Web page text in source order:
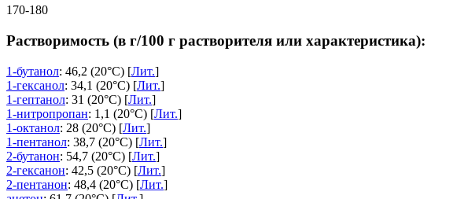
170-180
Растворимость (в г/100 г растворителя или характеристика):
1-бутанол: 46,2 (20°C) [Лит.]
1-гексанол: 34,1 (20°C) [Лит.]
1-гептанол: 31 (20°C) [Лит.]
1-нитропропан: 1,1 (20°C) [Лит.]
1-октанол: 28 (20°C) [Лит.]
1-пентанол: 38,7 (20°C) [Лит.]
2-бутанон: 54,7 (20°C) [Лит.]
2-гексанон: 42,5 (20°C) [Лит.]
2-пентанон: 48,4 (20°C) [Лит.]